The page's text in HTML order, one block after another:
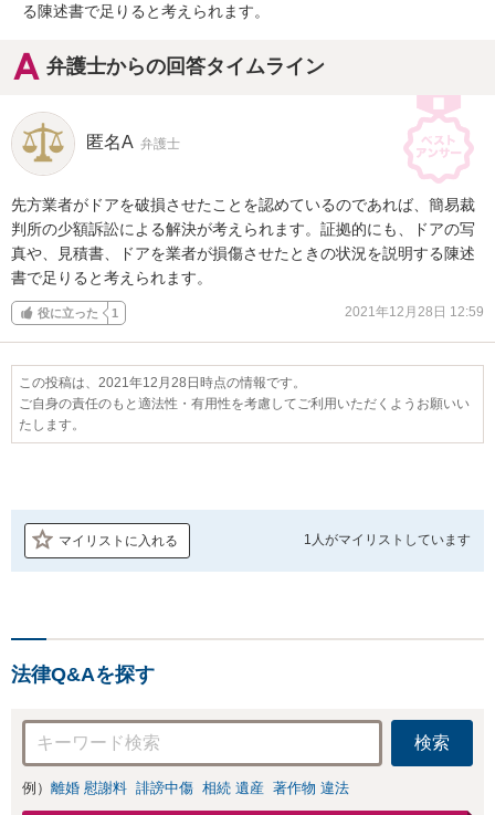
る陳述書で足りると考えられます。
弁護士からの回答タイムライン
匿名A 弁護士
先方業者がドアを破損させたことを認めているのであれば、簡易裁
判所の少額訴訟による解決が考えられます。証拠的にも、ドアの写
真や、見積書、ドアを業者が損傷させたときの状況を説明する陳述
書で足りると考えられます。
役に立った 1 2021年12月28日 12:59
この投稿は、2021年12月28日時点の情報です。
ご自身の責任のもと適法性・有用性を考慮してご利用いただくようお願いい
たします。
マイリストに入れる 1人がマイリストしています
法律Q&Aを探す
検索
例） 離婚 慰謝料 誹謗中傷 相続 遺産 著作物 違法